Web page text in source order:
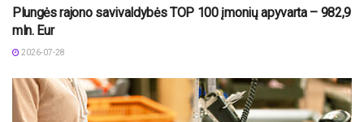
Plungės rajono savivaldybės TOP 100 įmonių apyvarta – 982,9
mln. Eur
2026-07-28